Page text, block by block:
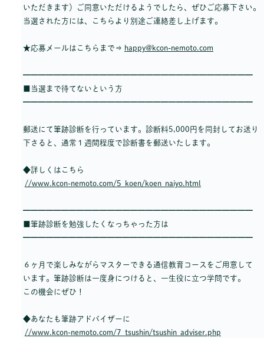
いただきます）ご同意いただけるようでしたら、ぜひご応募下さい。
当選された方には、こちらより別途ご連絡差し上げます。
★応募メールはこちらまで⇒ happy@kcon-nemoto.com
━━━━━━━━━━━━━━━━━━━━━━━━━━━━━━
■当選まで待てないという方
━━━━━━━━━━━━━━━━━━━━━━━━━━━━━━
郵送にて筆跡診断を行っています。診断料5,000円を同封してお送り
下さると、通常１週間程度で診断書を郵送いたします。
◆詳しくはこちら
//www.kcon-nemoto.com/5_koen/koen_naiyo.html
━━━━━━━━━━━━━━━━━━━━━━━━━━━━━━
■筆跡診断を勉強したくなっちゃった方は
━━━━━━━━━━━━━━━━━━━━━━━━━━━━━━
６ヶ月で楽しみながらマスターできる通信教育コースをご用意して
います。筆跡診断は一度身につけると、一生役に立つ学問です。
この機会にぜひ！
◆あなたも筆跡アドバイザーに
//www.kcon-nemoto.com/7_tsushin/tsushin_adviser.php